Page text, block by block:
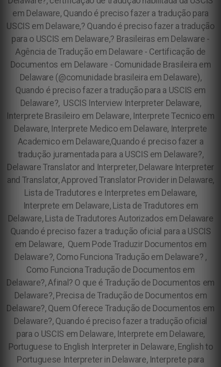
em Delaware, Quando é preciso fazer a tradução para
USCIS em Delaware,? Quando é preciso fazer a tradução
para o USCIS em Delaware,? Brasileiras em Delaware -
Agência de Tradução em Delaware - Certificação de
Documentos em Delaware - Comunidade Brasileira em
Delaware (@comunidade brasileira em Delaware),
Quando é preciso fazer a tradução para a USCIS em
Delaware?, USCIS Interview Interpreter Delaware,
Interprete Brasileiro em Delaware, Interprete Tecnico em
Delaware, Interprete Medico em Delaware, Interprete
Academico em Delaware,Quando é preciso fazer a
tradução juramentada para a USCIS em Delaware?,
Delaware Translator and Interpreter, Delaware Interpreter
and Translator, Approved Translator Provider in Delaware,
Lista de Tradutores e Interpretes em Delaware,
Interprete em Delaware, Lista de Tradutores em
Delaware, Lista de Tradutores Autorizados em Delaware
Quando é preciso fazer a tradução oficial para a USCIS
em Delaware, Quem Pode Traduzir Documentos em
Delaware?, Como Funciona Tradução em Delaware? ,
Como Funciona Tradução de Documentos em
Delaware?, Afinal? O que é Tradução de Documentos em
Delaware?, Precisa de Tradução de Documentos em
Delaware?, Quem Oferece Tradução de Documentos em
Delaware?, Quando é preciso fazer a tradução oficial
para o USCIS em Delaware, Interprete em Delaware,
Portuguese to English Interpreter in Delaware, English to
Portuguese Interpreter in Delaware, Interprete para